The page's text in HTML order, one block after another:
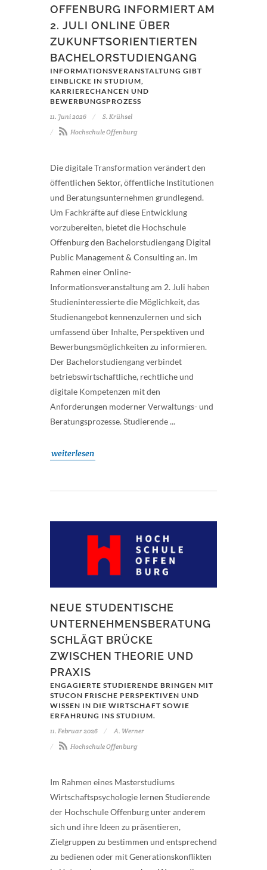
OFFENBURG INFORMIERT AM
2. JULI ONLINE ÜBER
ZUKUNFTSORIENTIERTEN
BACHELORSTUDIENGANG
INFORMATIONSVERANSTALTUNG GIBT
EINBLICKE IN STUDIUM,
KARRIERECHANCEN UND
BEWERBUNGSPROZESS
11. Juni 2026
S. Krühsel
Hochschule Offenburg
Die digitale Transformation verändert den
öffentlichen Sektor, öffentliche Institutionen
und Beratungsunternehmen grundlegend.
Um Fachkräfte auf diese Entwicklung
vorzubereiten, bietet die Hochschule
Offenburg den Bachelorstudiengang Digital
Public Management & Consulting an. Im
Rahmen einer Online-
Informationsveranstaltung am 2. Juli haben
Studieninteressierte die Möglichkeit, das
Studienangebot kennenzulernen und sich
umfassend über Inhalte, Perspektiven und
Bewerbungsmöglichkeiten zu informieren.
Der Bachelorstudiengang verbindet
betriebswirtschaftliche, rechtliche und
digitale Kompetenzen mit den
Anforderungen moderner Verwaltungs- und
Beratungsprozesse. Studierende ...
weiterlesen
NEUE STUDENTISCHE
UNTERNEHMENSBERATUNG
SCHLÄGT BRÜCKE
ZWISCHEN THEORIE UND
PRAXIS
ENGAGIERTE STUDIERENDE BRINGEN MIT
STUCON FRISCHE PERSPEKTIVEN UND
WISSEN IN DIE WIRTSCHAFT SOWIE
ERFAHRUNG INS STUDIUM.
11. Februar 2026
A. Werner
Hochschule Offenburg
Im Rahmen eines Masterstudiums
Wirtschaftspsychologie lernen Studierende
der Hochschule Offenburg unter anderem
sich und ihre Ideen zu präsentieren,
Zielgruppen zu bestimmen und entsprechend
zu bedienen oder mit Generationskonflikten